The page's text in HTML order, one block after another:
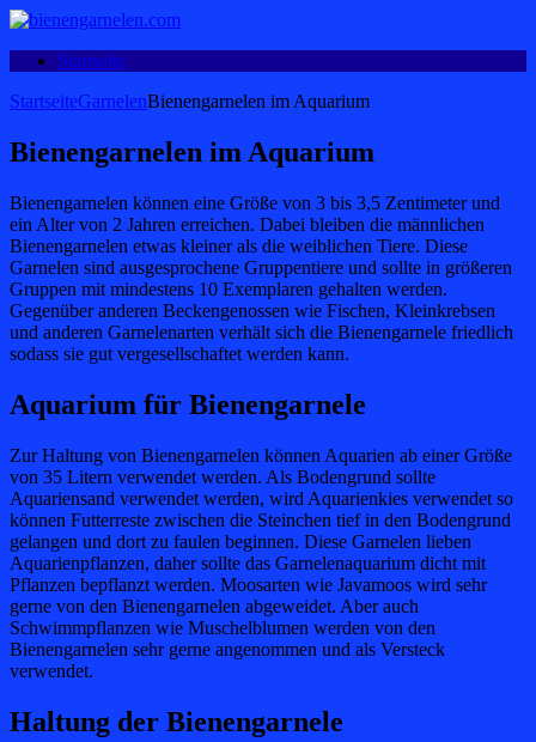
Startseite
StartseiteGarnelenBienengarnelen im Aquarium
Bienengarnelen im Aquarium
Bienengarnelen können eine Größe von 3 bis 3,5 Zentimeter und
ein Alter von 2 Jahren erreichen. Dabei bleiben die männlichen
Bienengarnelen etwas kleiner als die weiblichen Tiere. Diese
Garnelen sind ausgesprochene Gruppentiere und sollte in größeren
Gruppen mit mindestens 10 Exemplaren gehalten werden.
Gegenüber anderen Beckengenossen wie Fischen, Kleinkrebsen
und anderen Garnelenarten verhält sich die Bienengarnele friedlich
sodass sie gut vergesellschaftet werden kann.
Aquarium für Bienengarnele
Zur Haltung von Bienengarnelen können Aquarien ab einer Größe
von 35 Litern verwendet werden. Als Bodengrund sollte
Aquariensand verwendet werden, wird Aquarienkies verwendet so
können Futterreste zwischen die Steinchen tief in den Bodengrund
gelangen und dort zu faulen beginnen. Diese Garnelen lieben
Aquarienpflanzen, daher sollte das Garnelenaquarium dicht mit
Pflanzen bepflanzt werden. Moosarten wie Javamoos wird sehr
gerne von den Bienengarnelen abgeweidet. Aber auch
Schwimmpflanzen wie Muschelblumen werden von den
Bienengarnelen sehr gerne angenommen und als Versteck
verwendet.
Haltung der Bienengarnele